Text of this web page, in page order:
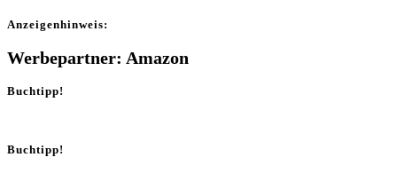
Anzei­gen­hin­weis:
Werbepartner: Amazon
Buchtipp!
Buchtipp!